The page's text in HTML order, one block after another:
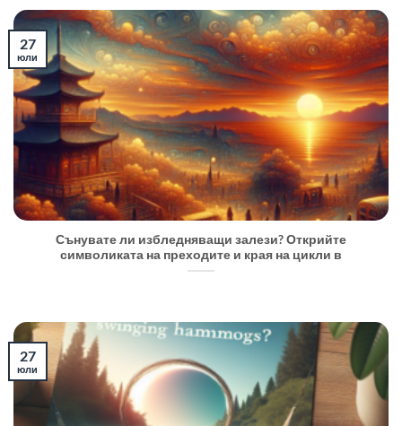
Сънувате ли избледняващи залези? Открийте
символиката на преходите и края на цикли в
27
юли
27
юли